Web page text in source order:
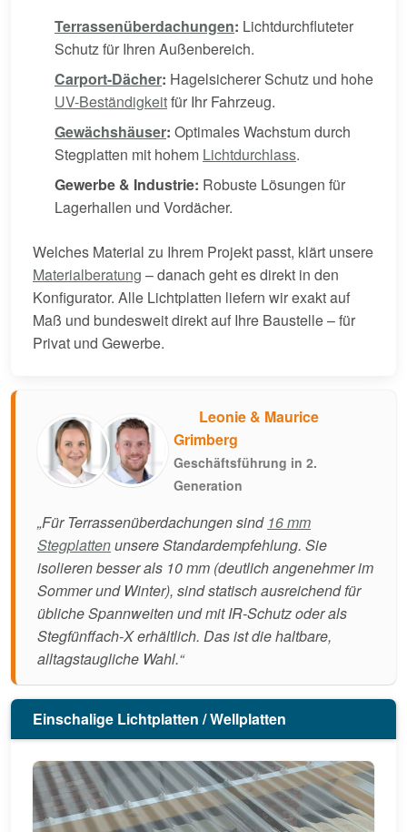
Terrassenüberdachungen: Lichtdurchfluteter
Schutz für Ihren Außenbereich.
Carport-Dächer: Hagelsicherer Schutz und hohe
UV-Beständigkeitfür Ihr Fahrzeug.
Gewächshäuser: Optimales Wachstum durch
Stegplatten mit hohem Lichtdurchlass.
Gewerbe & Industrie: Robuste Lösungen für
Lagerhallen und Vordächer.
Welches Material zu Ihrem Projekt passt, klärt unsere
Materialberatung – danach geht es direkt in den
Konfigurator. Alle Lichtplatten liefern wir exakt auf
Maß und bundesweit direkt auf Ihre Baustelle – für
Privat und Gewerbe.
Leonie & Maurice
Grimberg
Geschäftsführung in 2.
Generation
„Für Terrassenüberdachungen sind 16 mm
Stegplattenunsere Standardempfehlung. Sie
isolieren besser als 10 mm (deutlich angenehmer im
Sommer und Winter), sind statisch ausreichend für
übliche Spannweiten und mit IR-Schutz oder als
Stegfünffach-X erhältlich. Das ist die haltbare,
alltagstaugliche Wahl.“
Einschalige Lichtplatten / Wellplatten